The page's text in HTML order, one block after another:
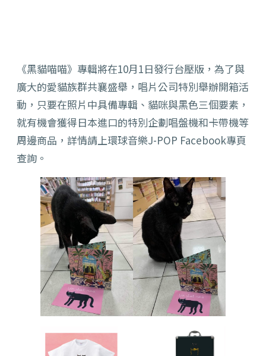
《黑貓喵喵》專輯將在10月1日發行台壓版，為了與
廣大的愛貓族群共襄盛舉，唱片公司特別舉辦開箱活
動，只要在照片中具備專輯、貓咪與黑色三個要素，
就有機會獲得日本進口的特別企劃唱盤機和卡帶機等
周邊商品，詳情請上環球音樂J-POP Facebook專頁
查詢。